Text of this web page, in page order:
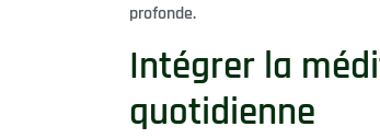
profonde.
Intégrer la
quotidienne